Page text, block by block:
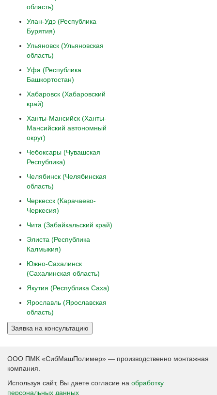
область)
Улан-Удэ (Республика
Бурятия)
Ульяновск (Ульяновская
область)
Уфа (Республика
Башкортостан)
Хабаровск (Хабаровский
край)
Ханты-Мансийск (Ханты-
Мансийский автономный
округ)
Чебоксары (Чувашская
Республика)
Челябинск (Челябинская
область)
Черкесск (Карачаево-
Черкесия)
Чита (Забайкальский край)
Элиста (Республика
Калмыкия)
Южно-Сахалинск
(Сахалинская область)
Якутия (Республика Саха)
Ярославль (Ярославская
область)
Заявка на консультацию
ООО ПМК «СибМашПолимер» — производственно монтажная
компания.
Используя сайт, Вы даете согласие на обработку
персональных данных